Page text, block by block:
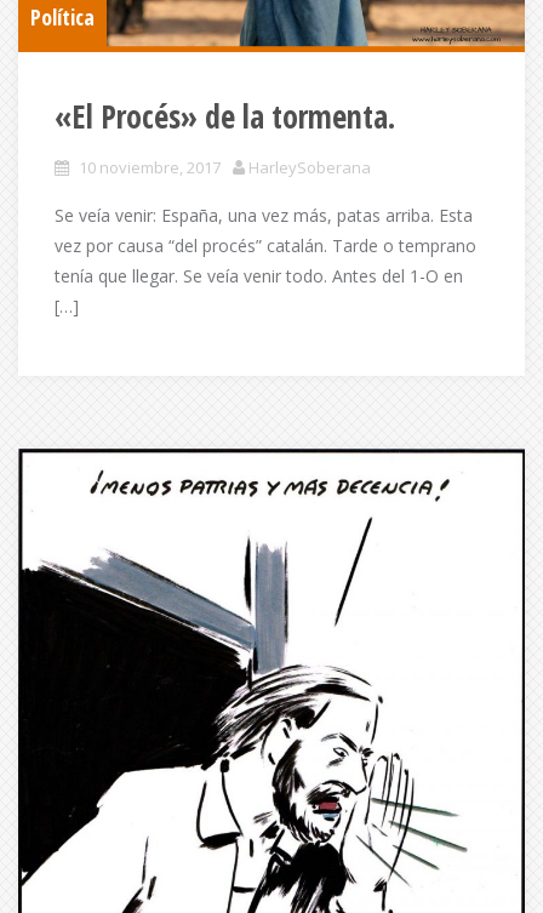
Política
«El Procés» de la tormenta.
10 noviembre, 2017 HarleySoberana
Se veía venir: España, una vez más, patas arriba. Esta
vez por causa “del procés” catalán. Tarde o temprano
tenía que llegar. Se veía venir todo. Antes del 1-O en
[…]